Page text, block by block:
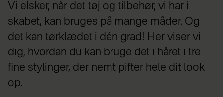
Vi elsker, når det tøj og tilbehør, vi har i
skabet, kan bruges på mange måder. Og
det kan tørklædet i dén grad! Her viser vi
dig, hvordan du kan bruge det i håret i tre
fine stylinger, der nemt pifter hele dit look
op.